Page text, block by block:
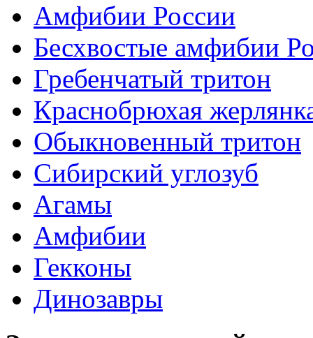
Амфибии России
Бесхвостые амфибии
Гребенчатый тритон
Краснобрюхая
Обыкновенный тритон
Сибирский углозуб
Агамы
Амфибии
Гекконы
Динозавры